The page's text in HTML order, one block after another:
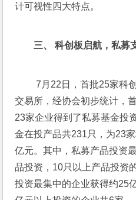
计可视性四大特点。
三、 科创板启航，私募
7月22日，首批25家科创板企业正式登陆上海证券
交易所，经协会初步统计，
23家企业得到了私募基金投
金在投产品共231只，为23
亿元。其中，私募产品投资
品投资，10只以上产品投资
投资最集中的企业获得约25